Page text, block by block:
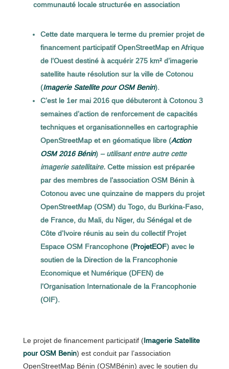
communauté locale structurée en association
Cette date marquera le terme du premier projet de
financement participatif OpenStreetMap en Afrique
de l’Ouest destiné à acquérir 275 km² d’imagerie
satellite haute résolution sur la ville de Cotonou
(Imagerie Satellite pour OSM Benin).
C’est le 1er mai 2016 que débuteront à Cotonou 3
semaines d’action de renforcement de capacités
techniques et organisationnelles en cartographie
OpenStreetMap et en géomatique libre (Action
OSM 2016 Bénin) – utilisant entre autre cette
imagerie satellitaire. Cette mission est préparée
par des membres de l’association OSM Bénin à
Cotonou avec une quinzaine de mappers du projet
OpenStreetMap (OSM) du Togo, du Burkina-Faso,
de France, du Mali, du Niger, du Sénégal et de
Côte d’Ivoire réunis au sein du collectif Projet
Espace OSM Francophone (ProjetEOF) avec le
soutien de la Direction de la Francophonie
Economique et Numérique (DFEN) de
l’Organisation Internationale de la Francophonie
(OIF).
Le projet de financement participatif (Imagerie Satellite
pour OSM Benin) est conduit par l’association
OpenStreetMap Bénin (OSMBénin) avec le soutien du